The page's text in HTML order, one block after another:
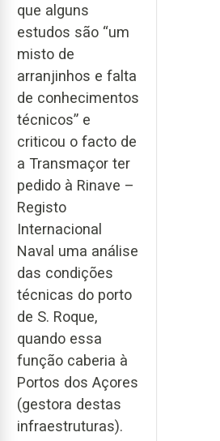
que alguns
estudos são “um
misto de
arranjinhos e falta
de conhecimentos
técnicos” e
criticou o facto de
a Transmaçor ter
pedido à Rinave –
Registo
Internacional
Naval uma análise
das condições
técnicas do porto
de S. Roque,
quando essa
função caberia à
Portos dos Açores
(gestora destas
infraestruturas).